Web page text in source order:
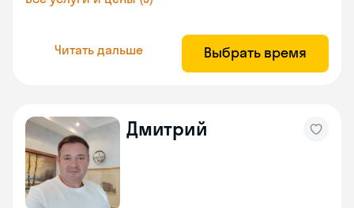
Читать дальше Выбрать время
Дмитрий